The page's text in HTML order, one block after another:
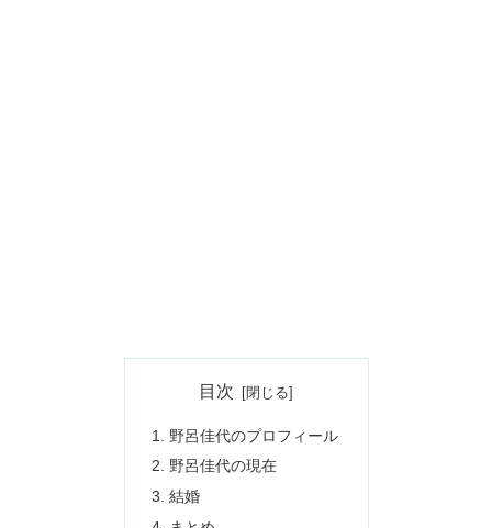
目次
野呂佳代のプロフィール
野呂佳代の現在
結婚